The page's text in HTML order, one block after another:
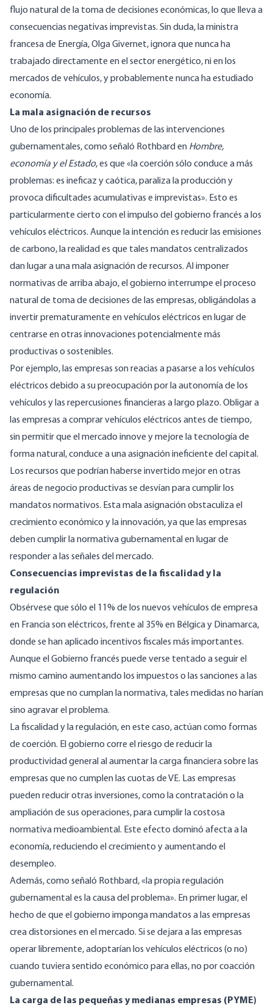
flujo natural de la toma de decisiones económicas, lo que lleva a
consecuencias negativas imprevistas. Sin duda, la ministra
francesa de Energía, Olga Givernet, ignora que nunca ha
trabajado directamente en el sector energético, ni en los
mercados de vehículos, y probablemente nunca ha estudiado
economía.
La mala asignación de recursos
Uno de los principales problemas de las intervenciones
gubernamentales, como señaló Rothbard en Hombre,
economía y el Estado, es que «la coerción sólo conduce a más
problemas: es ineficaz y caótica, paraliza la producción y
provoca dificultades acumulativas e imprevistas». Esto es
particularmente cierto con el impulso del gobierno francés a los
vehículos eléctricos. Aunque la intención es reducir las emisiones
de carbono, la realidad es que tales mandatos centralizados
dan lugar a una mala asignación de recursos. Al imponer
normativas de arriba abajo, el gobierno interrumpe el proceso
natural de toma de decisiones de las empresas, obligándolas a
invertir prematuramente en vehículos eléctricos en lugar de
centrarse en otras innovaciones potencialmente más
productivas o sostenibles.
Por ejemplo, las empresas son reacias a pasarse a los vehículos
eléctricos debido a su preocupación por la autonomía de los
vehículos y las repercusiones financieras a largo plazo. Obligar a
las empresas a comprar vehículos eléctricos antes de tiempo,
sin permitir que el mercado innove y mejore la tecnología de
forma natural, conduce a una asignación ineficiente del capital.
Los recursos que podrían haberse invertido mejor en otras
áreas de negocio productivas se desvían para cumplir los
mandatos normativos. Esta mala asignación obstaculiza el
crecimiento económico y la innovación, ya que las empresas
deben cumplir la normativa gubernamental en lugar de
responder a las señales del mercado.
Consecuencias imprevistas de la fiscalidad y la
regulación
Obsérvese que sólo el 11% de los nuevos vehículos de empresa
en Francia son eléctricos, frente al 35% en Bélgica y Dinamarca,
donde se han aplicado incentivos fiscales más importantes.
Aunque el Gobierno francés puede verse tentado a seguir el
mismo camino aumentando los impuestos o las sanciones a las
empresas que no cumplan la normativa, tales medidas no harían
sino agravar el problema.
La fiscalidad y la regulación, en este caso, actúan como formas
de coerción. El gobierno corre el riesgo de reducir la
productividad general al aumentar la carga financiera sobre las
empresas que no cumplen las cuotas de VE. Las empresas
pueden reducir otras inversiones, como la contratación o la
ampliación de sus operaciones, para cumplir la costosa
normativa medioambiental. Este efecto dominó afecta a la
economía, reduciendo el crecimiento y aumentando el
desempleo.
Además, como señaló Rothbard, «la propia regulación
gubernamental es la causa del problema». En primer lugar, el
hecho de que el gobierno imponga mandatos a las empresas
crea distorsiones en el mercado. Si se dejara a las empresas
operar libremente, adoptarían los vehículos eléctricos (o no)
cuando tuviera sentido económico para ellas, no por coacción
gubernamental.
La carga de las pequeñas y medianas empresas (PYME)